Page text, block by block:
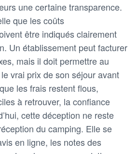
une certaine transparence.
que les coûts
être indiqués clairement
Un établissement peut facturer
mais il doit permettre au
vrai prix de son séjour avant
les frais restent flous,
à retrouver, la confiance
cette déception ne reste
du camping. Elle se
en ligne, les notes des